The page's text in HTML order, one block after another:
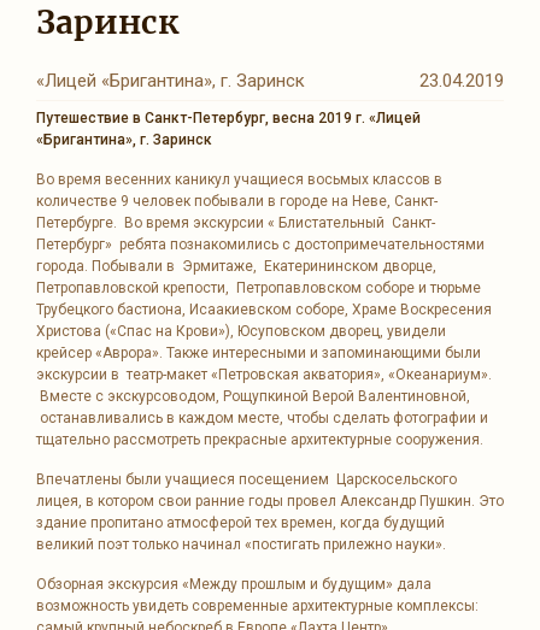
Заринск
«Лицей «Бригантина», г. Заринск 23.04.2019
Путешествие в Санкт-Петербург, весна 2019 г. «Лицей
«Бригантина», г. Заринск
Во время весенних каникул учащиеся восьмых классов в
количестве 9 человек побывали в городе на Неве, Санкт-
Петербурге. Во время экскурсии « Блистательный Санкт-
Петербург» ребята познакомились с достопримечательностями
города. Побывали в Эрмитаже, Екатерининском дворце,
Петропавловской крепости, Петропавловском соборе и тюрьме
Трубецкого бастиона, Исаакиевском соборе, Храме Воскресения
Христова («Спас на Крови»), Юсуповском дворец, увидели
крейсер «Аврора». Также интересными и запоминающими были
экскурсии в театр-макет «Петровская акватория», «Океанариум».
Вместе с экскурсоводом, Рощупкиной Верой Валентиновной,
останавливались в каждом месте, чтобы сделать фотографии и
тщательно рассмотреть прекрасные архитектурные сооружения.
Впечатлены были учащиеся посещением Царскосельского
лицея, в котором свои ранние годы провел Александр Пушкин. Это
здание пропитано атмосферой тех времен, когда будущий
великий поэт только начинал «постигать прилежно науки».
Обзорная экскурсия «Между прошлым и будущим» дала
возможность увидеть современные архитектурные комплексы: